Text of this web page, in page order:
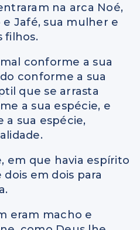
na arca Noé,
e Jafé, sua mulher e
filhos.
conforme a sua
conforme a sua
que se arrasta
a sua espécie, e
a sua espécie,
em que havia espírito
em dois para
eram macho e